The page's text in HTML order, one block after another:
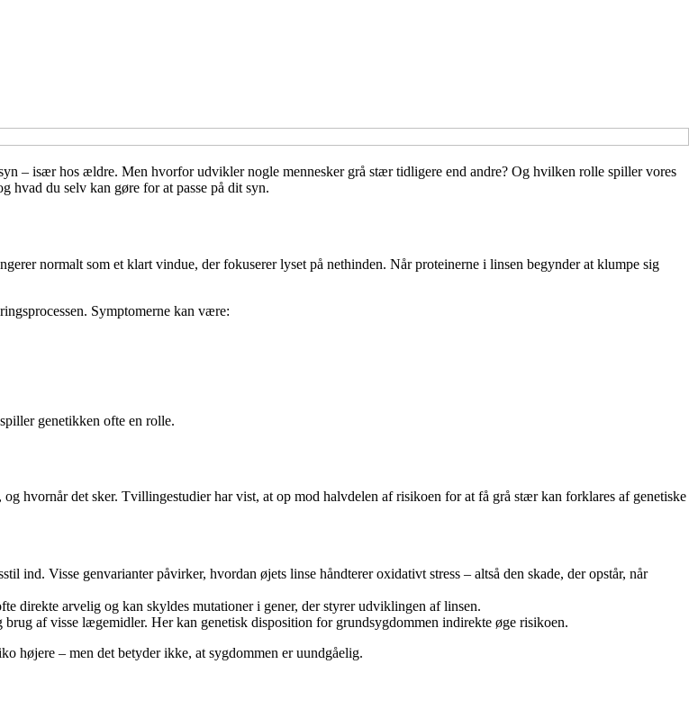
– især hos ældre. Men hvorfor udvikler nogle mennesker grå stær tidligere end andre? Og hvilken rolle spiller vores
hvad du selv kan gøre for at passe på dit syn.
normalt som et klart vindue, der fokuserer lyset på nethinden. Når proteinerne i linsen begynder at klumpe sig
Symptomerne kan være:
genetikken ofte en rolle.
hvornår det sker. Tvillingestudier har vist, at op mod halvdelen af risikoen for at få grå stær kan forklares af genetiske
ind. Visse genvarianter påvirker, hvordan øjets linse håndterer oxidativt stress – altså den skade, der opstår, når
direkte arvelig og kan skyldes mutationer i gener, der styrer udviklingen af linsen.
af visse lægemidler. Her kan genetisk disposition for grundsygdommen indirekte øge risikoen.
højere – men det betyder ikke, at sygdommen er uundgåelig.